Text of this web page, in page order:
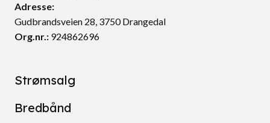
Adresse:
Gudbrandsveien 28, 3750 Drangedal
Org.nr.: 924862696
Strømsalg
Bredbånd